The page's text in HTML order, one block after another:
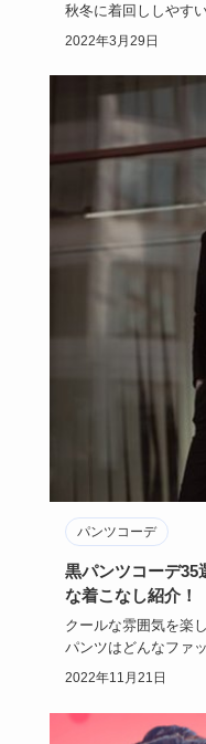
秋冬に着回ししやす
第でいろんなコ…
2022年3月29日
パンツコーデ
黒パンツコーデ35
な着こなし紹介！
クールな雰囲気を楽
パンツはどんなファ
すよね！今回は…
2022年11月21日